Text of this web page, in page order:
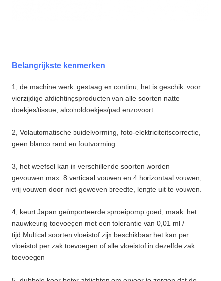
Belangrijkste kenmerken
1, de machine werkt gestaag en continu, het is geschikt voor
vierzijdige afdichtingsproducten van alle soorten natte
doekjes/tissue, alcoholdoekjes/pad enzovoort
2, Volautomatische buidelvorming, foto-elektriciteitscorrectie,
geen blanco rand en foutvorming
3, het weefsel kan in verschillende soorten worden
gevouwen.max. 8 verticaal vouwen en 4 horizontaal vouwen,
vrij vouwen door niet-geweven breedte, lengte uit te vouwen.
4, keurt Japan geïmporteerde sproeipomp goed, maakt het
nauwkeurig toevoegen met een tolerantie van 0,01 ml /
tijd.Multical soorten vloeistof zijn beschikbaar.het kan per
vloeistof per zak toevoegen of alle vloeistof in dezelfde zak
toevoegen